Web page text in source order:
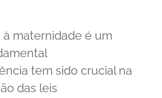
maternidade é um
tem sido crucial na
das leis